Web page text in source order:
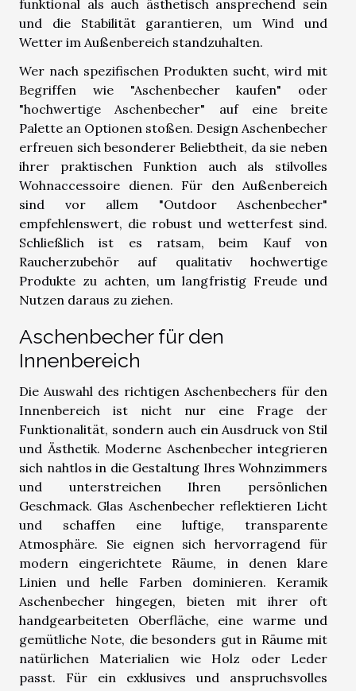
funktional als auch ästhetisch ansprechend sein
und die Stabilität garantieren, um Wind und
Wetter im Außenbereich standzuhalten.
Wer nach spezifischen Produkten sucht, wird mit
Begriffen wie "Aschenbecher kaufen" oder
"hochwertige Aschenbecher" auf eine breite
Palette an Optionen stoßen. Design Aschenbecher
erfreuen sich besonderer Beliebtheit, da sie neben
ihrer praktischen Funktion auch als stilvolles
Wohnaccessoire dienen. Für den Außenbereich
sind vor allem "Outdoor Aschenbecher"
empfehlenswert, die robust und wetterfest sind.
Schließlich ist es ratsam, beim Kauf von
Raucherzubehör auf qualitativ hochwertige
Produkte zu achten, um langfristig Freude und
Nutzen daraus zu ziehen.
Aschenbecher für den
Innenbereich
Die Auswahl des richtigen Aschenbechers für den
Innenbereich ist nicht nur eine Frage der
Funktionalität, sondern auch ein Ausdruck von Stil
und Ästhetik. Moderne Aschenbecher integrieren
sich nahtlos in die Gestaltung Ihres Wohnzimmers
und unterstreichen Ihren persönlichen
Geschmack. Glas Aschenbecher reflektieren Licht
und schaffen eine luftige, transparente
Atmosphäre. Sie eignen sich hervorragend für
modern eingerichtete Räume, in denen klare
Linien und helle Farben dominieren. Keramik
Aschenbecher hingegen, bieten mit ihrer oft
handgearbeiteten Oberfläche, eine warme und
gemütliche Note, die besonders gut in Räume mit
natürlichen Materialien wie Holz oder Leder
passt. Für ein exklusives und anspruchsvolles